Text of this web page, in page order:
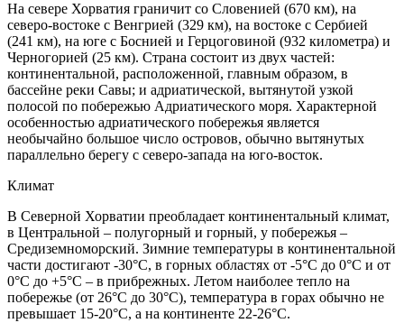
На севере Хорватия граничит со Словенией (670 км), на
северо-востоке с Венгрией (329 км), на востоке с Сербией
(241 км), на юге с Боснией и Герцоговиной (932 километра) и
Черногорией (25 км). Страна состоит из двух частей:
континентальной, расположенной, главным образом, в
бассейне реки Савы; и адриатической, вытянутой узкой
полосой по побережью Адриатического моря. Характерной
особенностью адриатического побережья является
необычайно большое число островов, обычно вытянутых
параллельно берегу с северо-запада на юго-восток.
Климат
В Северной Хорватии преобладает континентальный климат,
в Центральной – полугорный и горный, у побережья –
Средиземноморский. Зимние температуры в континентальной
части достигают -30°C, в горных областях от -5°C до 0°C и от
0°C до +5°C – в прибрежных. Летом наиболее тепло на
побережье (от 26°C до 30°C), температура в горах обычно не
превышает 15-20°C, а на континенте 22-26°C.